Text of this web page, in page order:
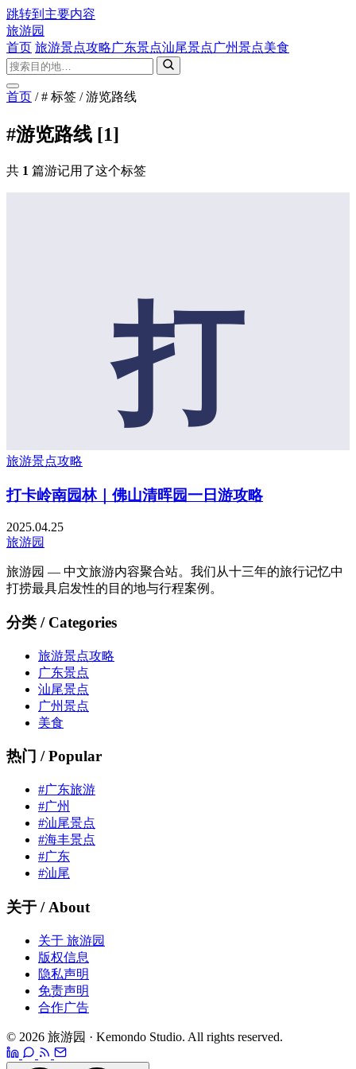
跳转到主要内容
旅游园
首页 旅游景点攻略广东景点汕尾景点广州景点美食
首页 / # 标签 / 游览路线
#游览路线 [1]
共 1 篇游记用了这个标签
打
旅游景点攻略
打卡岭南园林｜佛山清晖园一日游攻略
2025.04.25
旅游园
旅游园 — 中文旅游内容聚合站。我们从十三年的旅行记忆中
打捞最具启发性的目的地与行程案例。
分类 / Categories
旅游景点攻略
广东景点
汕尾景点
广州景点
美食
热门 / Popular
#广东旅游
#广州
#汕尾景点
#海丰景点
#广东
#汕尾
关于 / About
关于 旅游园
版权信息
隐私声明
免责声明
合作广告
© 2026 旅游园 · Kemondo Studio. All rights reserved.